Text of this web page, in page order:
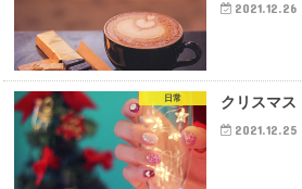
2021.12.26
日常 クリスマス
2021.12.25